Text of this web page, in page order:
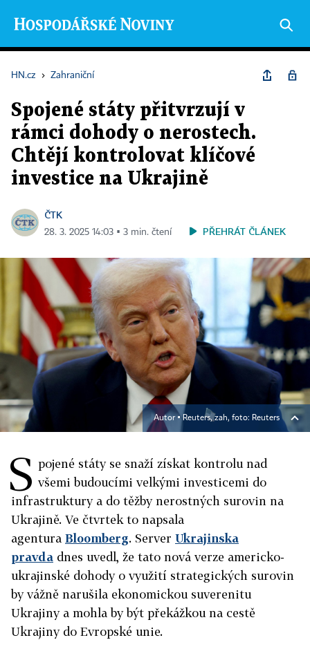
HN.cz › Zahraniční
Spojené státy přitvrzují v
rámci dohody o nerostech.
Chtějí kontrolovat klíčové
investice na Ukrajině
ČTK
28. 3. 2025 14:03 ▪ 3 min. čtení PŘEHRÁT ČLÁNEK
Autor ▪Reuters, zah, foto: Reuters
S pojené státy se snaží získat kontrolu nad
všemi budoucími velkými investicemi do
infrastruktury a do těžby nerostných surovin na
Ukrajině. Ve čtvrtek to napsala
agentura Bloomberg. Server Ukrajinska
pravda dnes uvedl, že tato nová verze americko-
ukrajinské dohody o využití strategických surovin
by vážně narušila ekonomickou suverenitu
Ukrajiny a mohla by být překážkou na cestě
Ukrajiny do Evropské unie.